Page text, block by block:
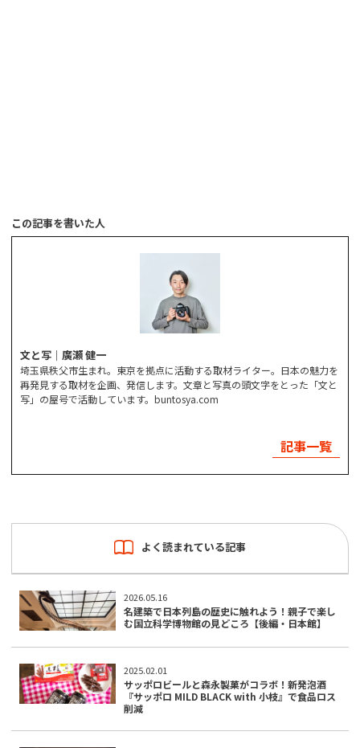
この記事を書いた人
文と写｜廣瀬 健一
埼玉県秩父市生まれ。東京を拠点に活動する取材ライター。日本の魅力を
再発見する取材を企画、発信します。文章と写真の頭文字をとった「文と
写」の屋号で活動しています。buntosya.com
記事一覧
よく読まれている記事
2026.05.16
名建築で日本列島の歴史に触れよう！親子で楽し
む国立科学博物館の見どころ【後編・日本館】
2025.02.01
サッポロビールと森永製菓がコラボ！新発泡酒
『サッポロ MILD BLACK with 小枝』で食品ロス
削減